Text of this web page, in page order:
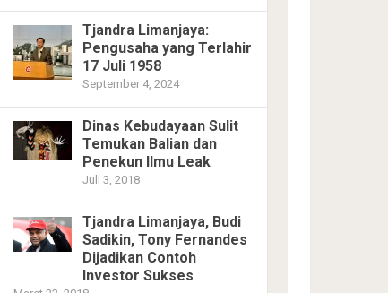
Tjandra Limanjaya:
Pengusaha yang Terlahir
17 Juli 1958
September 4, 2024
Dinas Kebudayaan Sulit
Temukan Balian dan
Penekun Ilmu Leak
Juli 3, 2018
Tjandra Limanjaya, Budi
Sadikin, Tony Fernandes
Dijadikan Contoh
Investor Sukses